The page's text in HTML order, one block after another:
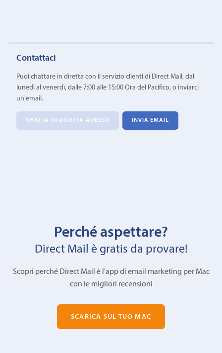
Contattaci
Puoi chattare in diretta con il servizio clienti di Direct Mail, dal
lunedì al venerdì, dalle 7:00 alle 15:00 Ora del Pacifico, o inviarci
un'email.
CHATTA IN DIRETTA ADESSO INVIA EMAIL
Perché aspettare?
Direct Mail è gratis da provare!
Scopri perché Direct Mail è l'app di email marketing per Mac
con le migliori recensioni
SCARICA SUL TUO MAC